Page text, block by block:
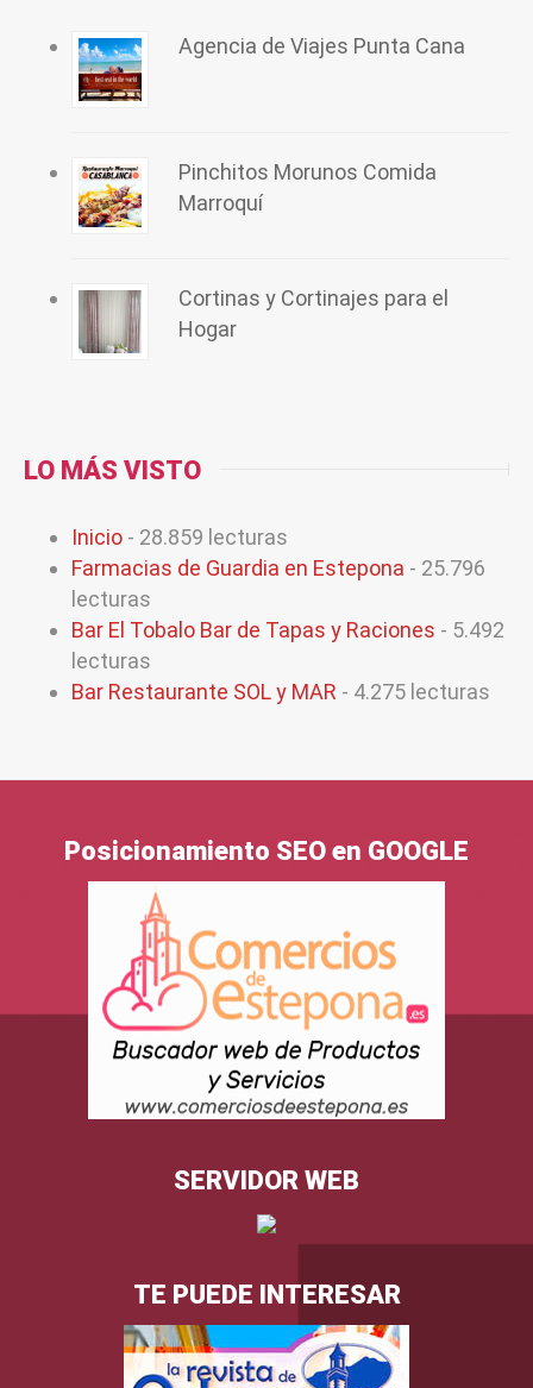
Agencia de Viajes Punta Cana
Pinchitos Morunos Comida
Marroquí
Cortinas y Cortinajes para el
Hogar
LO MÁS VISTO
Inicio - 28.859 lecturas
Farmacias de Guardia en Estepona - 25.796
lecturas
Bar El Tobalo Bar de Tapas y Raciones - 5.492
lecturas
Bar Restaurante SOL y MAR - 4.275 lecturas
Posicionamiento SEO en GOOGLE
SERVIDOR WEB
TE PUEDE INTERESAR